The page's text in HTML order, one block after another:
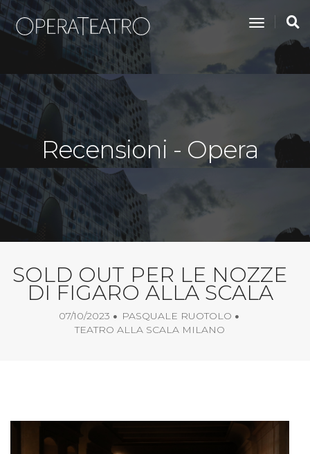
toggle
Recensioni - Opera
SOLD OUT PER LE NOZZE
DI FIGARO ALLA SCALA
07/10/2023
PASQUALE RUOTOLO
TEATRO ALLA SCALA MILANO